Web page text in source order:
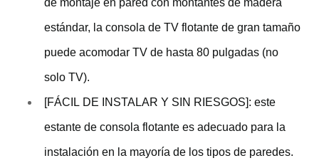
de montaje en pared con montantes de madera
estándar, la consola de TV flotante de gran tamaño
puede acomodar TV de hasta 80 pulgadas (no
solo TV).
[FÁCIL DE INSTALAR Y SIN RIESGOS]: este
estante de consola flotante es adecuado para la
instalación en la mayoría de los tipos de paredes.